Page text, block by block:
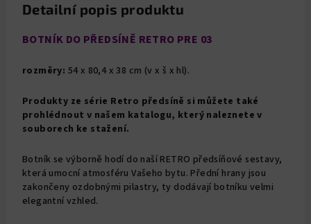
Detailní popis produktu
BOTNÍK DO PŘEDSÍNĚ RETRO PRE 03
rozměry: 54 x 80,4 x 38 cm (v x š x hl).
Produkty ze série Retro předsíně si můžete také
prohlédnout v našem katalogu, který naleznete v
souborech ke stažení.
Botník se výborně hodí do naší RETRO předsíňové sestavy,
která umocní atmosféru Vašeho bytu. Přední hrany jsou
zakončeny ozdobnými pilastry, ty dodávají botníku velmi
elegantní vzhled.